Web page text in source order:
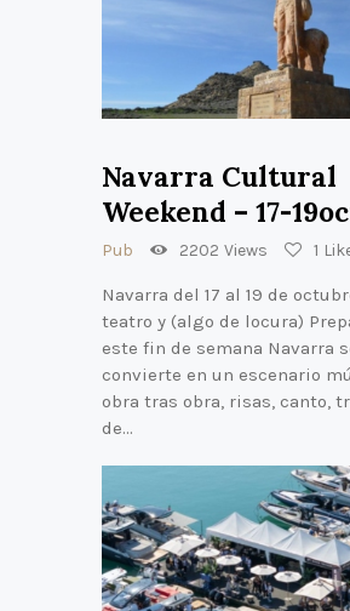
Navarra Cultural
Weekend – 17-
Pub 2202 Views 1
Navarra del 17 al 19 de
teatro y (algo de locura)
este fin de semana Navarra
convierte en un escenario
obra tras obra, risas, canto,
de…